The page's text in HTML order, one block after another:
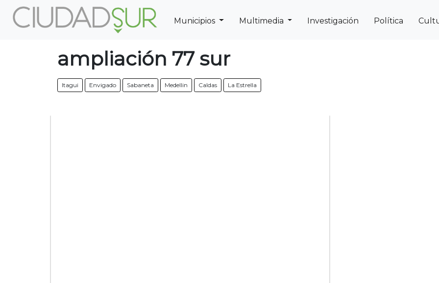
Municipios Multimedia Investigación Política
ampliación 77 sur
Itagui Envigado Sabaneta Medellin Caldas La Estrella